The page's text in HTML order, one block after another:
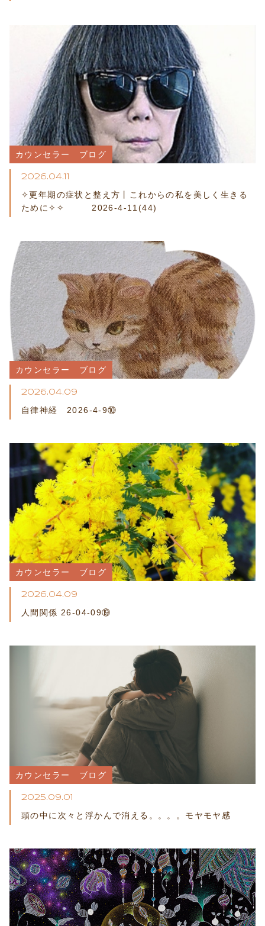
カウンセラー　ブログ
2026.04.11
✧更年期の症状と整え方丨これからの私を美しく生きる
ために✧✧ 2026-4-11(44)
カウンセラー　ブログ
2026.04.09
自律神経 2026-4-9⑩
カウンセラー　ブログ
2026.04.09
人間関係 26-04-09⑲
カウンセラー　ブログ
2025.09.01
頭の中に次々と浮かんで消える。。。。モヤモヤ感